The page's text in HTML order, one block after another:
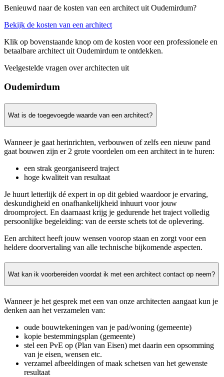
Benieuwd naar de kosten van een architect uit Oudemirdum?
Bekijk de kosten van een architect
Klik op bovenstaande knop om de kosten voor een professionele en
betaalbare architect uit Oudemirdum te ontdekken.
Veelgestelde vragen over architecten uit
Oudemirdum
Wat is de toegevoegde waarde van een architect?
Wanneer je gaat herinrichten, verbouwen of zelfs een nieuw pand
gaat bouwen zijn er 2 grote voordelen om een architect in te huren:
een strak georganiseerd traject
hoge kwaliteit van resultaat
Je huurt letterlijk dé expert in op dit gebied waardoor je ervaring,
deskundigheid en onafhankelijkheid inhuurt voor jouw
droomproject. En daarnaast krijg je gedurende het traject volledig
persoonlijke begeleiding: van de eerste schets tot de oplevering.
Een architect heeft jouw wensen voorop staan en zorgt voor een
heldere doorvertaling van alle technische bijkomende aspecten.
Wat kan ik voorbereiden voordat ik met een architect contact op neem?
Wanneer je het gesprek met een van onze architecten aangaat kun je
denken aan het verzamelen van:
oude bouwtekeningen van je pad/woning (gemeente)
kopie bestemmingsplan (gemeente)
stel een PvE op (Plan van Eisen) met daarin een opsomming
van je eisen, wensen etc.
verzamel afbeeldingen of maak schetsen van het gewenste
resultaat